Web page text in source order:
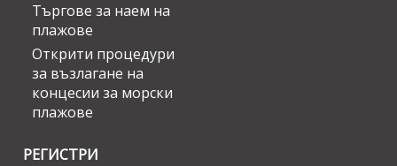
Търгове за наем на
плажове
Открити процедури
за възлагане на
концесии за морски
плажове
РЕГИСТРИ